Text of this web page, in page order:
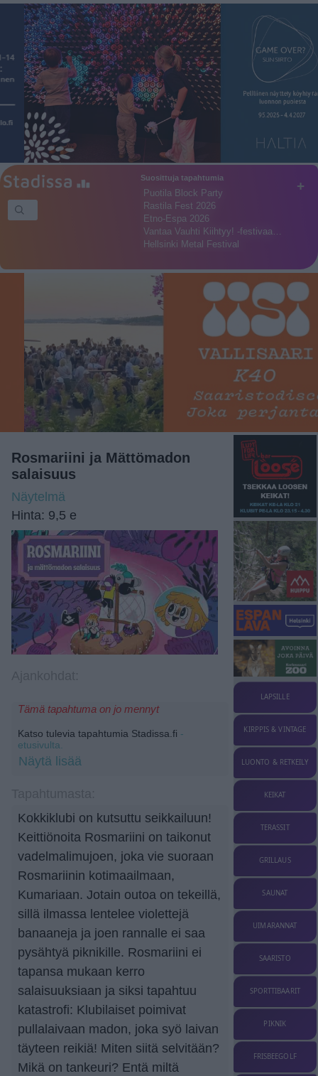
+
Suosittuja tapahtumia
Puotila Block Party
Rastila Fest 2026
Etno-Espa 2026
Vantaa Vauhti Kiihtyy! -festivaa…
Hellsinki Metal Festival
Rosmariini ja Mättömadon
salaisuus
Näytelmä
Hinta: 9,5 e
Tämä tapahtuma on jo mennyt
Katso tulevia tapahtumia Stadissa.fi -
etusivulta.
Näytä lisää
Kokkiklubi on kutsuttu seikkailuun!
Keittiönoita Rosmariini on taikonut
vadelmalimujoen, joka vie suoraan
Rosmariinin kotimaailmaan,
Kumariaan. Jotain outoa on tekeillä,
sillä ilmassa lentelee violettejä
banaaneja ja joen rannalle ei saa
pysähtyä piknikille. Rosmariini ei
tapansa mukaan kerro
salaisuuksiaan ja siksi tapahtuu
katastrofi: Klubilaiset poimivat
pullalaivaan madon, joka syö laivan
täyteen reikiä! Miten siitä selvitään?
Mikä on tankeuri? Entä miltä
LAPSILLE
KIRPPIS & VINTAGE
LUONTO & RETKEILY
KEIKAT
TERASSIT
GRILLAUS
SAUNAT
UIMARANNAT
SAARISTO
SPORTTIBAARIT
PIKNIK
FRISBEEGOLF